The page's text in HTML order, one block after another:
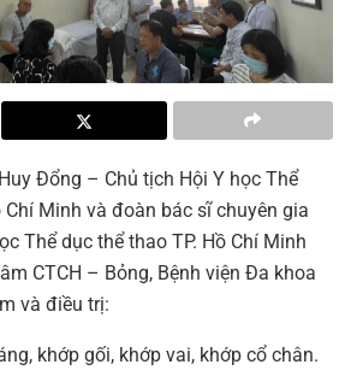
Đổng – Chủ tịch Hội Y học Thể
Chí Minh và đoàn bác sĩ chuyên gia
Thể dục thể thao TP. Hồ Chí Minh
CTCH – Bỏng, Bệnh viện Đa khoa
và điều trị:
khớp gối, khớp vai, khớp cổ chân.